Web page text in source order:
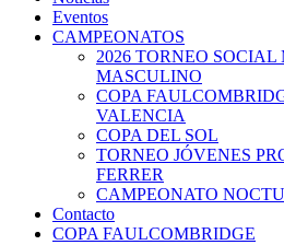
Eventos
CAMPEONATOS
2026 TORNEO SOCIAL
MASCULINO
COPA
VALENCIA
COPA DEL SOL
TORNEO JÓVENES
FERRER
CAMPEONATO
Contacto
COPA FAULCOMBRIDGE